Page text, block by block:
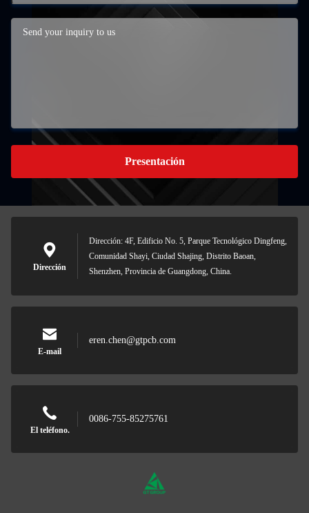
Presentación
Dirección
Dirección: 4F, Edificio No. 5, Parque Tecnológico Dingfeng,
Comunidad Shayi, Ciudad Shajing, Distrito Baoan,
Shenzhen, Provincia de Guangdong, China.
E-mail
eren.chen@gtpcb.com
El teléfono.
0086-755-85275761